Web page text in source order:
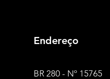
Endereço
BR 280 - Nº 15765